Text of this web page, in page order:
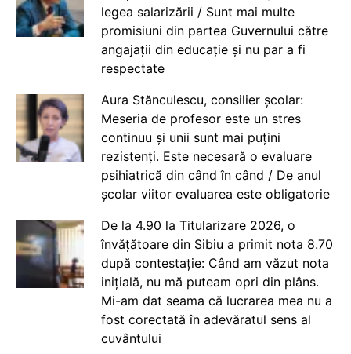
legea salarizării / Sunt mai multe
promisiuni din partea Guvernului către
angajații din educație și nu par a fi
respectate
Aura Stănculescu, consilier școlar:
Meseria de profesor este un stres
continuu și unii sunt mai puțini
rezistenți. Este necesară o evaluare
psihiatrică din când în când / De anul
școlar viitor evaluarea este obligatorie
De la 4.90 la Titularizare 2026, o
învățătoare din Sibiu a primit nota 8.70
după contestație: Când am văzut nota
inițială, nu mă puteam opri din plâns.
Mi-am dat seama că lucrarea mea nu a
fost corectată în adevăratul sens al
cuvântului